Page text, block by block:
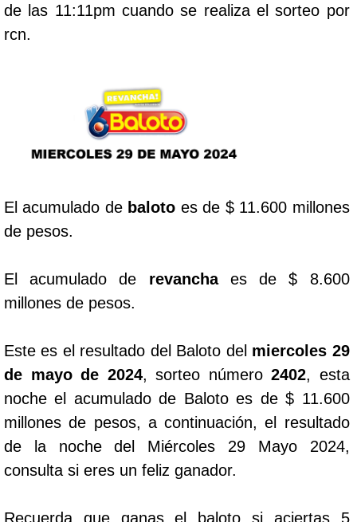
Chontico Día
Culona día
Culona noche
Dorado Mañana
Dorado Noche
Fantástica Día
Fantástica Noche
Motilon Tarde
de las 11:11pm cuando se realiza el sorteo por
rcn.
El acumulado de baloto es de $ 11.600 millones
de pesos.
El acumulado de revanchaes de $ 8.600
millones de pesos.
Este es el resultado del Baloto del miercoles 29
de mayo de 2024, sorteo número2402, esta
noche el acumulado de Baloto es de $ 11.600
millones de pesos, a continuación, el resultado
de la noche del Miércoles 29 Mayo 2024,
consulta si eres un feliz ganador.
Recuerda que ganas el baloto si aciertas 5